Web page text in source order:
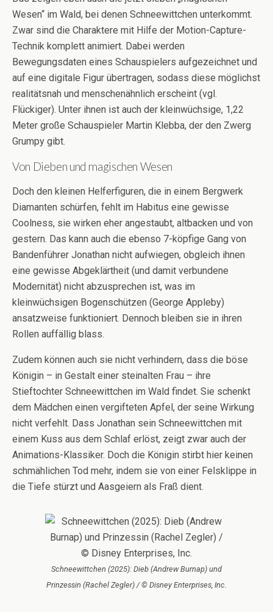
Wesen“ im Wald, bei denen Schneewittchen unterkommt.
Zwar sind die Charaktere mit Hilfe der Motion-Capture-
Technik komplett animiert. Dabei werden
Bewegungsdaten eines Schauspielers aufgezeichnet und
auf eine digitale Figur übertragen, sodass diese möglichst
realitätsnah und menschenähnlich erscheint (vgl.
Flückiger). Unter ihnen ist auch der kleinwüchsige, 1,22
Meter große Schauspieler Martin Klebba, der den Zwerg
Grumpy gibt.
Von Dieben und magischen Wesen
Doch den kleinen Helferfiguren, die in einem Bergwerk
Diamanten schürfen, fehlt im Habitus eine gewisse
Coolness, sie wirken eher angestaubt, altbacken und von
gestern. Das kann auch die ebenso 7-köpfige Gang von
Bandenführer Jonathan nicht aufwiegen, obgleich ihnen
eine gewisse Abgeklärtheit (und damit verbundene
Modernität) nicht abzusprechen ist, was im
kleinwüchsigen Bogenschützen (George Appleby)
ansatzweise funktioniert. Dennoch bleiben sie in ihren
Rollen auffällig blass.
Zudem können auch sie nicht verhindern, dass die böse
Königin – in Gestalt einer steinalten Frau – ihre
Stieftochter Schneewittchen im Wald findet. Sie schenkt
dem Mädchen einen vergifteten Apfel, der seine Wirkung
nicht verfehlt. Dass Jonathan sein Schneewittchen mit
einem Kuss aus dem Schlaf erlöst, zeigt zwar auch der
Animations-Klassiker. Doch die Königin stirbt hier keinen
schmählichen Tod mehr, indem sie von einer Felsklippe in
die Tiefe stürzt und Aasgeiern als Fraß dient.
Schneewittchen (2025): Dieb (Andrew Burnap) und
Prinzessin (Rachel Zegler) / © Disney Enterprises, Inc.